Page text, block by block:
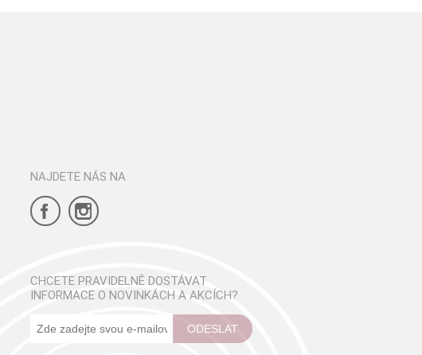
NAJDETE NÁS NA
CHCETE PRAVIDELNĚ DOSTÁVAT
INFORMACE O NOVINKÁCH A AKCÍCH?
ODESLAT